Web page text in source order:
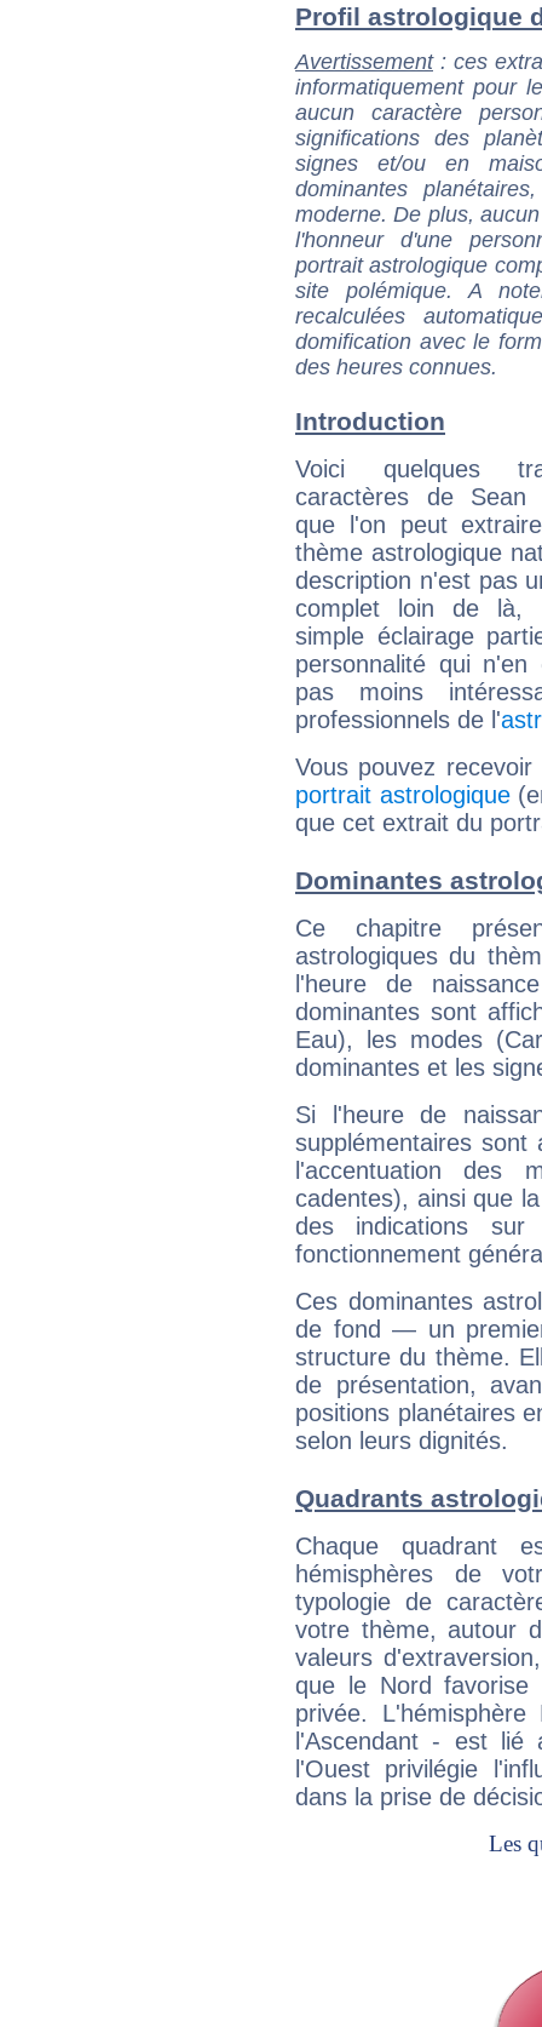
Profil astrologique
Avertissement: ces
informatiquement pour
aucun caractère
significations des
signes et/ou en
dominantes
moderne. De plus,
l'honneur d'une
portrait astrologique
site polémique. A
recalculées
domification avec le
des heures connues.
Introduction
Voici quelques
caractères de Sean
que l'on peut
thème astrologique
description n'est pas
complet loin de là,
simple éclairage
personnalité qui n'en
pas moins
professionnels de l'
Vous pouvez
portrait astrologique
que cet extrait du
Dominantes
Ce chapitre
astrologiques du
l'heure de
dominantes sont
Eau), les modes
dominantes et les
Si l'heure de
supplémentaires sont
l'accentuation des
cadentes), ainsi que
des indications sur
fonctionnement
Ces dominantes
de fond — un
structure du thème.
de présentation,
positions planétaires
selon leurs dignités.
Quadrants
Chaque quadrant
hémisphères de
typologie de
votre thème, autour
valeurs
que le Nord favorise
privée.
l'Ascendant - est
l'Ouest privilégie
dans la prise de